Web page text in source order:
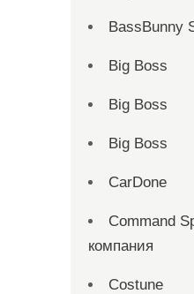
BassBunny
Big Boss
Big Boss
Big Boss
CarDone
Command
компания
Costune